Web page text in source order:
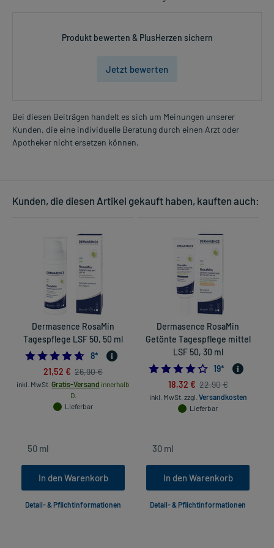
Produkt bewerten & PlusHerzen sichern
Jetzt bewerten
Bei diesen Beiträgen handelt es sich um Meinungen unserer
Kunden, die eine individuelle Beratung durch einen Arzt oder
Apotheker nicht ersetzen können.
Kunden, die diesen Artikel gekauft haben, kauften auch:
Dermasence RosaMin
Tagespflege LSF 50, 50 ml
4.625
8*
21,52 € 26,90 €
inkl. MwSt. Gratis-Versand innerhalb
D.
Lieferbar
In den Warenkorb
Detail- & Pflichtinformationen
Dermasence RosaMin
Getönte Tagespflege mittel
LSF 50, 30 ml
19*
18,32 € 22,90 €
inkl. MwSt. zzgl. Versandkosten
Lieferbar
In den Warenkorb
Detail- & Pflichtinformationen